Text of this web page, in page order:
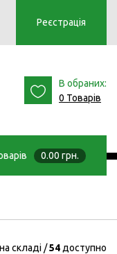
Реєстрація
В обраних:
0 Товарів
0.00 грн.
на складі 54 доступно